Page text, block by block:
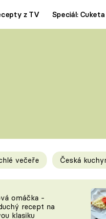
z TV Speciál: Cuketa
večeře Česká
omáčka -
recept na
klasiku